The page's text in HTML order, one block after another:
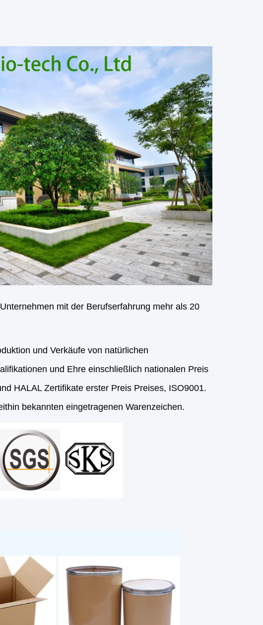
mit der Berufserfahrung mehr als 20
und Verkäufe von natürlichen
und Ehre einschließlich nationalen Preis
HALAL Zertifikate erster Preis Preises, ISO9001.
bekannten eingetragenen Warenzeichen.